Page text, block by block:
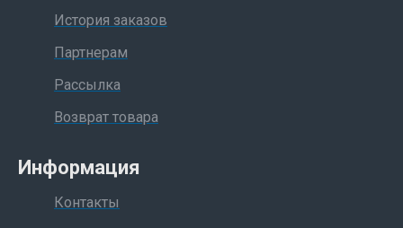
История заказов
Партнерам
Рассылка
Возврат товара
Информация
Контакты